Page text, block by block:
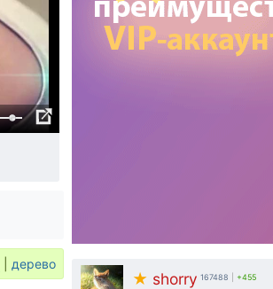
★ shorry 167488 +455
дерево